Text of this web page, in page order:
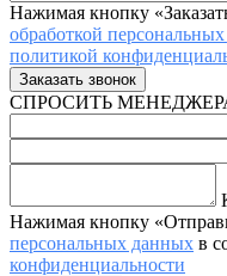
Нажимая кнопку
обработкой
политикой
СПРОСИТЬ
Нажимая кнопку
персональных данных в
конфиденциальности